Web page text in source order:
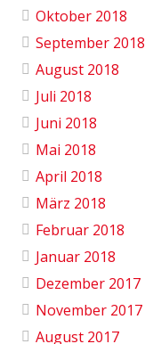
Oktober 2018
September 2018
August 2018
Juli 2018
Juni 2018
Mai 2018
April 2018
März 2018
Februar 2018
Januar 2018
Dezember 2017
November 2017
August 2017